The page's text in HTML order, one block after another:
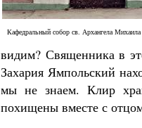
Кафедральный собор св. Архангела
видим? Священника в
Захария Ямпольский
мы не знаем. Клир
похищены вместе с
Разлуки не будет
Фредерика де Грааф